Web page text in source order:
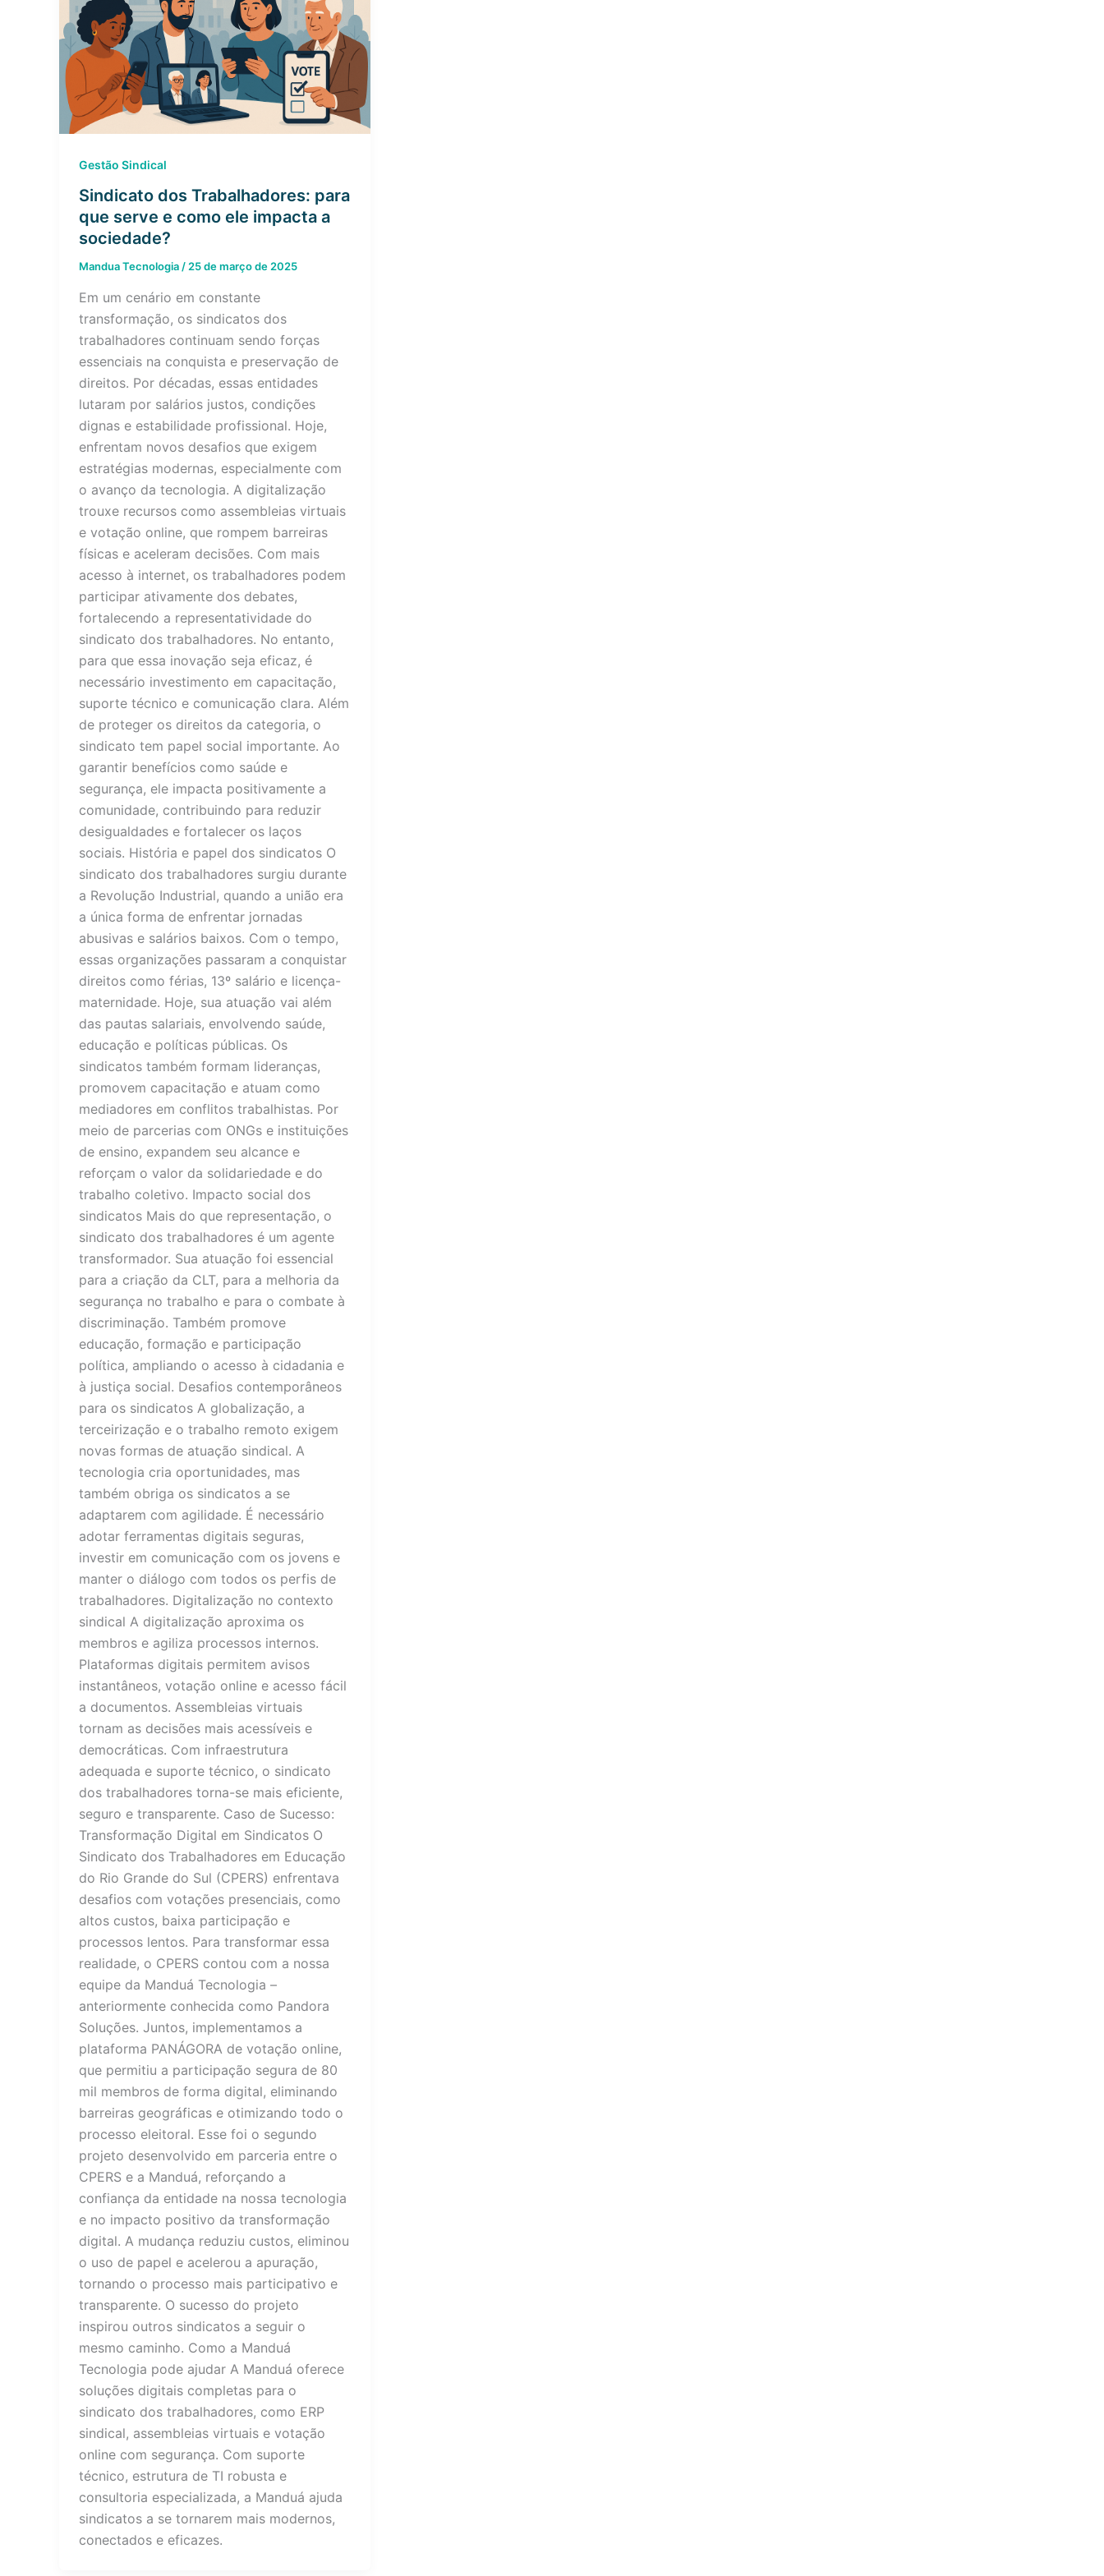
Gestão Sindical
Sindicato dos Trabalhadores: para
que serve e como ele impacta a
sociedade?
Mandua Tecnologia/25 de março de 2025
Em um cenário em constante
transformação, os sindicatos dos
trabalhadores continuam sendo forças
essenciais na conquista e preservação de
direitos. Por décadas, essas entidades
lutaram por salários justos, condições
dignas e estabilidade profissional. Hoje,
enfrentam novos desafios que exigem
estratégias modernas, especialmente com
o avanço da tecnologia. A digitalização
trouxe recursos como assembleias virtuais
e votação online, que rompem barreiras
físicas e aceleram decisões. Com mais
acesso à internet, os trabalhadores podem
participar ativamente dos debates,
fortalecendo a representatividade do
sindicato dos trabalhadores. No entanto,
para que essa inovação seja eficaz, é
necessário investimento em capacitação,
suporte técnico e comunicação clara. Além
de proteger os direitos da categoria, o
sindicato tem papel social importante. Ao
garantir benefícios como saúde e
segurança, ele impacta positivamente a
comunidade, contribuindo para reduzir
desigualdades e fortalecer os laços
sociais. História e papel dos sindicatos O
sindicato dos trabalhadores surgiu durante
a Revolução Industrial, quando a união era
a única forma de enfrentar jornadas
abusivas e salários baixos. Com o tempo,
essas organizações passaram a conquistar
direitos como férias, 13º salário e licença-
maternidade. Hoje, sua atuação vai além
das pautas salariais, envolvendo saúde,
educação e políticas públicas. Os
sindicatos também formam lideranças,
promovem capacitação e atuam como
mediadores em conflitos trabalhistas. Por
meio de parcerias com ONGs e instituições
de ensino, expandem seu alcance e
reforçam o valor da solidariedade e do
trabalho coletivo. Impacto social dos
sindicatos Mais do que representação, o
sindicato dos trabalhadores é um agente
transformador. Sua atuação foi essencial
para a criação da CLT, para a melhoria da
segurança no trabalho e para o combate à
discriminação. Também promove
educação, formação e participação
política, ampliando o acesso à cidadania e
à justiça social. Desafios contemporâneos
para os sindicatos A globalização, a
terceirização e o trabalho remoto exigem
novas formas de atuação sindical. A
tecnologia cria oportunidades, mas
também obriga os sindicatos a se
adaptarem com agilidade. É necessário
adotar ferramentas digitais seguras,
investir em comunicação com os jovens e
manter o diálogo com todos os perfis de
trabalhadores. Digitalização no contexto
sindical A digitalização aproxima os
membros e agiliza processos internos.
Plataformas digitais permitem avisos
instantâneos, votação online e acesso fácil
a documentos. Assembleias virtuais
tornam as decisões mais acessíveis e
democráticas. Com infraestrutura
adequada e suporte técnico, o sindicato
dos trabalhadores torna-se mais eficiente,
seguro e transparente. Caso de Sucesso:
Transformação Digital em Sindicatos O
Sindicato dos Trabalhadores em Educação
do Rio Grande do Sul (CPERS) enfrentava
desafios com votações presenciais, como
altos custos, baixa participação e
processos lentos. Para transformar essa
realidade, o CPERS contou com a nossa
equipe da Manduá Tecnologia –
anteriormente conhecida como Pandora
Soluções. Juntos, implementamos a
plataforma PANÁGORA de votação online,
que permitiu a participação segura de 80
mil membros de forma digital, eliminando
barreiras geográficas e otimizando todo o
processo eleitoral. Esse foi o segundo
projeto desenvolvido em parceria entre o
CPERS e a Manduá, reforçando a
confiança da entidade na nossa tecnologia
e no impacto positivo da transformação
digital. A mudança reduziu custos, eliminou
o uso de papel e acelerou a apuração,
tornando o processo mais participativo e
transparente. O sucesso do projeto
inspirou outros sindicatos a seguir o
mesmo caminho. Como a Manduá
Tecnologia pode ajudar A Manduá oferece
soluções digitais completas para o
sindicato dos trabalhadores, como ERP
sindical, assembleias virtuais e votação
online com segurança. Com suporte
técnico, estrutura de TI robusta e
consultoria especializada, a Manduá ajuda
sindicatos a se tornarem mais modernos,
conectados e eficazes.